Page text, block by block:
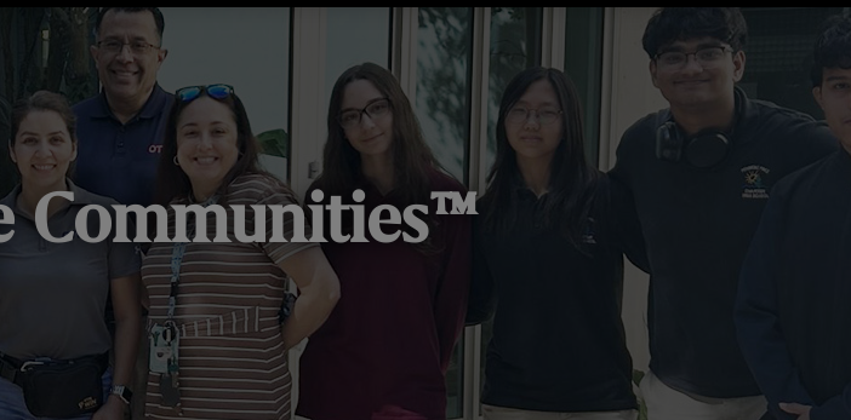
Communities™